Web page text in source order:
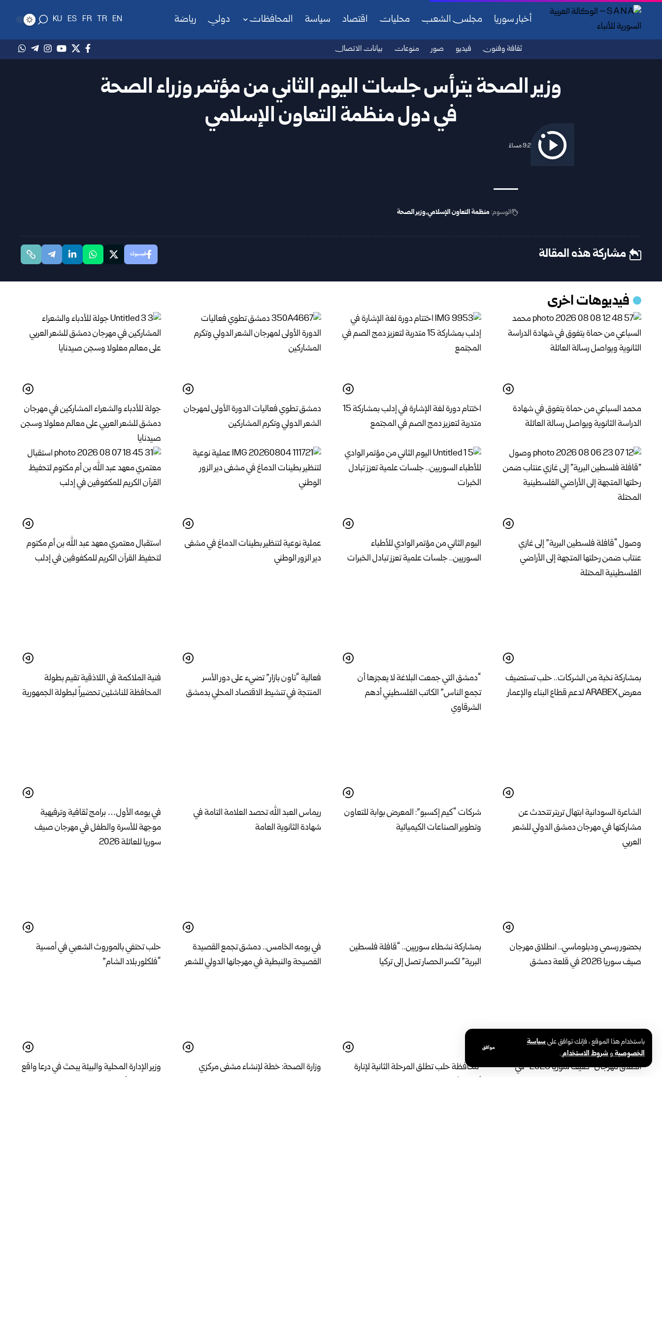
باستخدام هذا الموقع ، فإنك توافق علىسياسة
الخصوصيةوشروط الاستخدام.
موافق
أخبار سوريا مجلس الشعب محليات اقتصاد سياسة المحافظات دولي رياضة EN
TR
FR
ES
KU
ثقافة وفنون فيديو صور منوعات بيانات الاتصال
وزير الصحة يترأس جلسات اليوم الثاني من مؤتمر وزراء الصحة
في دول منظمة التعاون الإسلامي
2025/10/08 9:25 مساءً
الوسوم: منظمة التعاون الإسلامي وزير الصحة
مشاركة هذه المقالة فيسبوك
فيديوهات اخرى
محمد السباعي من حماة يتفوق في شهادة
الدراسة الثانوية ويواصل رسالة العائلة
اختتام دورة لغة الإشارة في إدلب بمشاركة 15
متدربة لتعزيز دمج الصم في المجتمع
دمشق تطوي فعاليات الدورة الأولى لمهرجان
الشعر الدولي وتكرم المشاركين
جولة للأدباء والشعراء المشاركين في مهرجان
دمشق للشعر العربي على معالم معلولا وسجن
صيدنايا
وصول “قافلة فلسطين البرية” إلى غازي
عنتاب ضمن رحلتها المتجهة إلى الأراضي
الفلسطينية المحتلة
اليوم الثاني من مؤتمر الوادي للأطباء
السوريين.. جلسات علمية تعزز تبادل الخبرات
عملية نوعية لتنظير بطينات الدماغ في مشفى
دير الزور الوطني
استقبال معتمري معهد عبد الله بن أم مكتوم
لتحفيظ القرآن الكريم للمكفوفين في إدلب
بمشاركة نخبة من الشركات.. حلب تستضيف
معرض ARABEX لدعم قطاع البناء والإعمار
“دمشق التي جمعت البلاغة لا يعجزها أن
تجمع الناس” الكاتب الفلسطيني أدهم
الشرقاوي
فعالية “تاون بازار” تضيء على دور الأسر
المنتجة في تنشيط الاقتصاد المحلي بدمشق
فنية الملاكمة في اللاذقية تقيم بطولة
المحافظة للناشئين تحضيراً لبطولة الجمهورية
الشاعرة السودانية ابتهال تريتر تتحدث عن
مشاركتها في مهرجان دمشق الدولي للشعر
العربي
شركات “كيم إكسبو”: المعرض بوابة للتعاون
وتطوير الصناعات الكيميائية
ريماس العبد الله تحصد العلامة التامة في
شهادة الثانوية العامة
في يومه الأول… برامج ثقافية وترفيهية
موجهة للأسرة والطفل في مهرجان صيف
سوريا للعائلة 2026
بحضور رسمي ودبلوماسي.. انطلاق مهرجان
صيف سوريا 2026 في قلعة دمشق
بمشاركة نشطاء سوريين.. “قافلة فلسطين
البرية” لكسر الحصار تصل إلى تركيا
في يومه الخامس.. دمشق تجمع القصيدة
الفصيحة والنبطية في مهرجانها الدولي للشعر
حلب تحتفي بالموروث الشعبي في أمسية
“فلكلور بلاد الشام”
انطلاق مهرجان “صيف سوريا 2026” في
محافظة حلب تطلق المرحلة الثانية لإنارة
وزارة الصحة: خطة لإنشاء مشفى مركزي
وزير الإدارة المحلية والبيئة يبحث في درعا واقع